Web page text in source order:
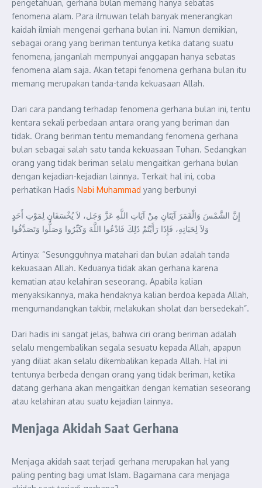
pengetahuan, gerhana bulan memang hanya sebatas
fenomena alam. Para ilmuwan telah banyak menerangkan
kaidah ilmiah mengenai gerhana bulan ini. Namun demikian,
sebagai orang yang beriman tentunya ketika datang suatu
fenomena, janganlah mempunyai anggapan hanya sebatas
fenomena alam saja. Akan tetapi fenomena gerhana bulan itu
memang merupakan tanda-tanda kekuasaan Allah.
Dari cara pandang terhadap fenomena gerhana bulan ini, tentu
kentara sekali perbedaan antara orang yang beriman dan
tidak. Orang beriman tentu memandang fenomena gerhana
bulan sebagai salah satu tanda kekuasaan Tuhan. Sedangkan
orang yang tidak beriman selalu mengaitkan gerhana bulan
dengan kejadian-kejadian lainnya. Terkait hal ini, coba
perhatikan Hadis Nabi Muhammad yang berbunyi
إِنَّ الشَّمْسَ وَالْقَمَرَ آيَتَانِ مِنْ آيَاتِ اللَّهِ عَزَّ وَجَل، لاَ يُخْسَفَانِ لِمَوْتِ أَحَدٍ
وَلاَ لِحَيَاتِهِ، فَإِذَا رَأَيْتُمْ ذَلِكَ فَادْعُوا اللَّهَ وَكَبِّرُوا وَصَلُّوا وَتَصَدَّقُوا
Artinya: “Sesungguhnya matahari dan bulan adalah tanda
kekuasaan Allah. Keduanya tidak akan gerhana karena
kematian atau kelahiran seseorang. Apabila kalian
menyaksikannya, maka hendaknya kalian berdoa kepada Allah,
mengumandangkan takbir, melakukan sholat dan bersedekah”.
Dari hadis ini sangat jelas, bahwa ciri orang beriman adalah
selalu mengembalikan segala sesuatu kepada Allah, apapun
yang diliat akan selalu dikembalikan kepada Allah. Hal ini
tentunya berbeda dengan orang yang tidak beriman, ketika
datang gerhana akan mengaitkan dengan kematian seseorang
atau kelahiran atau suatu kejadian lainnya.
Menjaga Akidah Saat Gerhana
Menjaga akidah saat terjadi gerhana merupakan hal yang
paling penting bagi umat Islam. Bagaimana cara menjaga